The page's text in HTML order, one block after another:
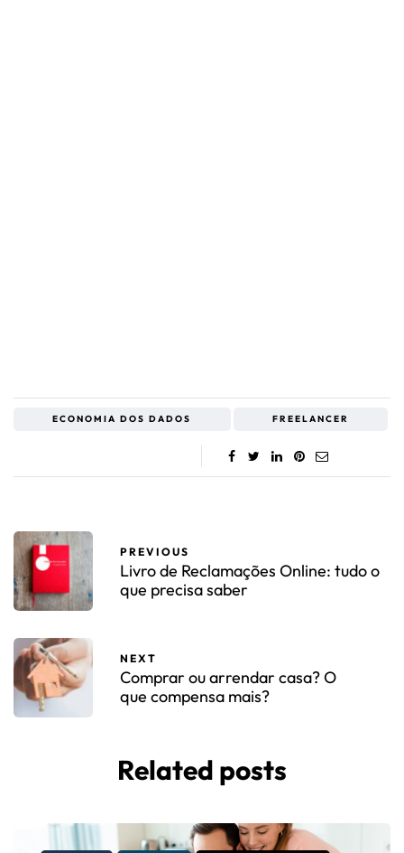
ECONOMIA DOS DADOS FREELANCER
PREVIOUS
Livro de Reclamações Online: tudo o
que precisa saber
NEXT
Comprar ou arrendar casa? O
que compensa mais?
Related posts